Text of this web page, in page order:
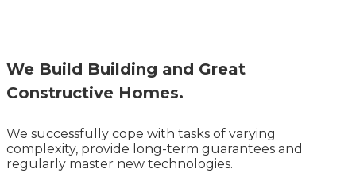
We Build Building and Great
Constructive Homes.
We successfully cope with tasks of varying
complexity, provide long-term guarantees and
regularly master new technologies.